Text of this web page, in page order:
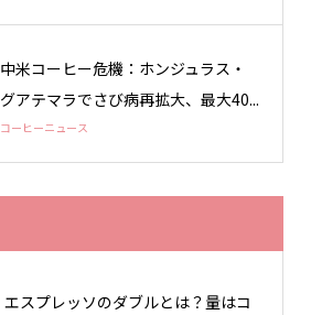
中米コーヒー危機：ホンジュラス・
グアテマラでさび病再拡大、最大40...
コーヒーニュース
エスプレッソのダブルとは？量はコ